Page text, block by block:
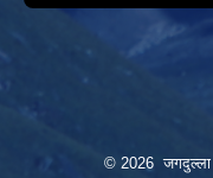
© 2026 जगदुल्ला